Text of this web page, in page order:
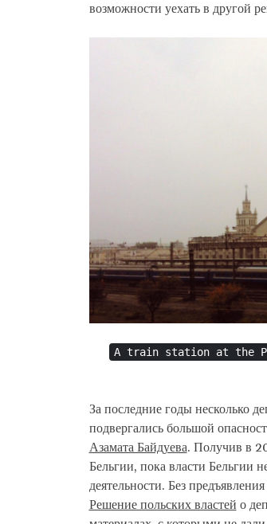
возможности уехать в другой
A train station at the
За последние годы несколько
подвергались большой
Азамата Байдуева. Получив в
Бельгии, пока власти Бельгии
деятельности. Без
Решение польских властей о